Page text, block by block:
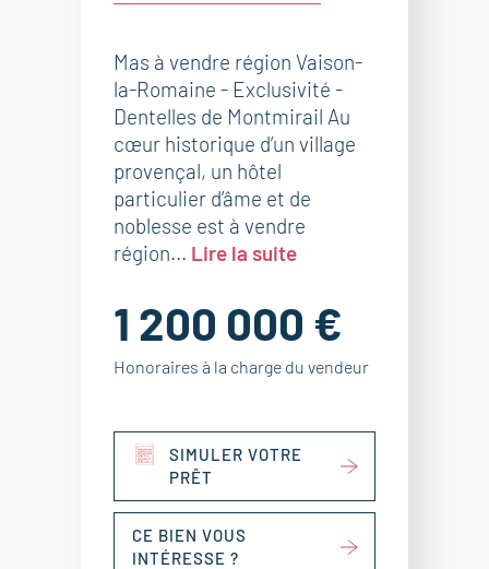
Mas à vendre région Vaison-
la-Romaine - Exclusivité -
Dentelles de Montmirail Au
cœur historique d’un village
provençal, un hôtel
particulier d’âme et de
noblesse est à vendre
région... Lire la suite
1 200 000 €
Honoraires à la charge du vendeur
SIMULER VOTRE
PRÊT
CE BIEN VOUS
INTÉRESSE ?